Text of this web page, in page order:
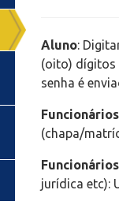
Aluno:
(oito) dígitos
senha é
(chapa/
jurídica etc):